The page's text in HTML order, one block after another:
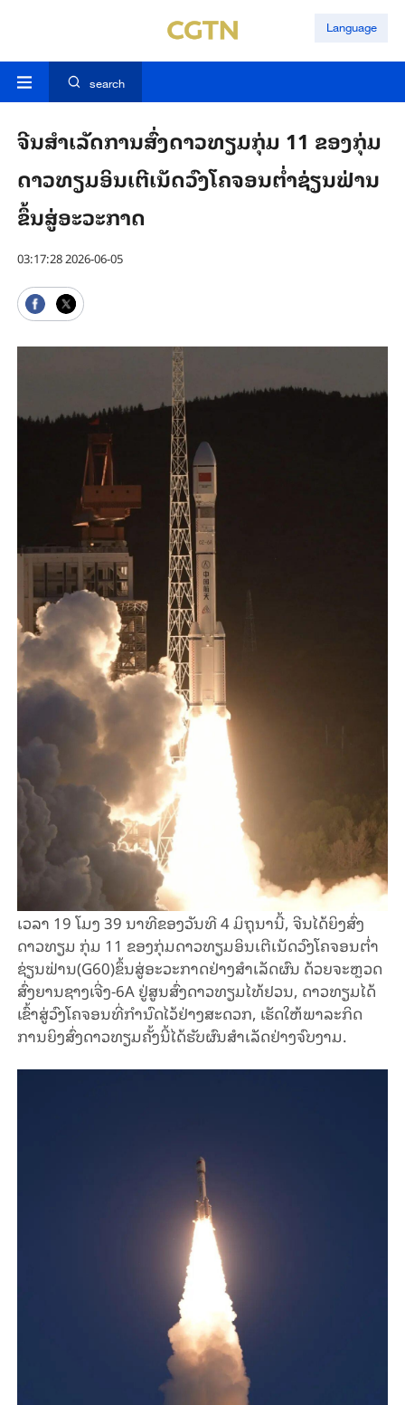
Language
search
ຈີນສຳ​ເລັດ​ການ​ສົ່ງ​ດາວ​ທຽມ​ກຸ່ມ 11 ​ຂອງ​ກຸ່ມ​
ດາວ​ທຽມ​ອິນ​ເຕີ​ເນັດ​ວົງ​ໂຄ​ຈອນ​​ຕ່ຳຊ່ຽນ​ຟ່ານ​
ຂຶ້ນ​ສູ່​ອະ​ວະ​ກາດ
03:17:28 2026-06-05
ເວ​ລາ 19 ໂມງ 39 ນາ​ທີຂອງວັນ​ທີ 4 ມິ​ຖຸ​ນາ​ນີ້, ຈີນ​ໄດ້​ຍິງ​ສົ່ງ​
ດາວ​ທຽມ ​ກຸ່ມ 11 ​ຂອງ​ກຸ່ມ​ດາວ​ທຽມ​ອິນ​ເຕີ​ເນັດ​ວົງ​ໂຄ​ຈອນ​​ຕ່ຳ
ຊ່ຽນ​ຟ່ານ(G60)​ຂຶ້ນ​ສູ່​ອະ​ວະ​ກາດຢ່າງ​ສຳ​ເລັດ​ຜົນ ດ້ວຍ​ຈະ​ຫຼວດ​
ສົ່ງ​ຍານ​ຊາງ​ເຈີ່ງ-6A ຢູ່​ສູນ​ສົ່ງ​ດາວ​ທຽມ​ໄທ້ຢວນ​, ດາວ​ທຽມ​ໄດ້​
ເຂົ້າ​ສູ່​ວົງ​ໂຄ​ຈອນ​ທີ່​ກຳ​ນົດ​ໄວ້​ຢ່າງ​ສະ​ດວກ, ເຮັດ​ໃຫ້​ພາ​ລະ​ກິດ​
ການ​ຍິງ​ສົ່ງດາວ​ທຽມ​ຄັ້ງ​ນີ້​ໄດ້​ຮັບ​ຜົນ​ສຳ​ເລັດ​ຢ່າງ​ຈົບ​ງາມ.